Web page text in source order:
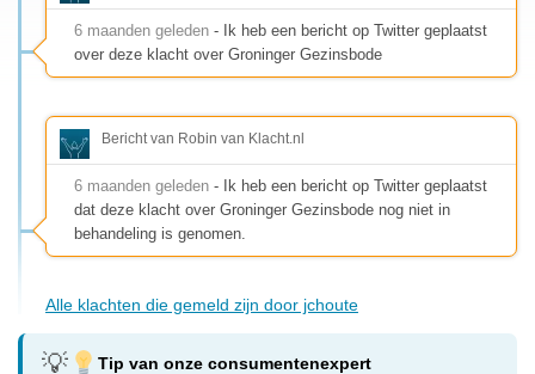
6 maanden geleden - Ik heb een bericht op Twitter geplaatst
over deze klacht over Groninger Gezinsbode
Bericht van Robin van Klacht.nl
6 maanden geleden - Ik heb een bericht op Twitter geplaatst
dat deze klacht over Groninger Gezinsbode nog niet in
behandeling is genomen.
Alle klachten die gemeld zijn door jchoute
Tip van onze consumentenexpert